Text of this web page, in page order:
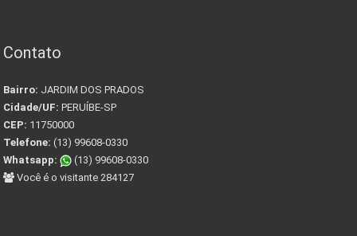
Contato
Bairro: JARDIM DOS PRADOS
Cidade/UF: PERUÍBE-SP
CEP: 11750000
Telefone: (13) 99608-0330
Whatsapp:
(13) 99608-0330
Você é o visitante 284127